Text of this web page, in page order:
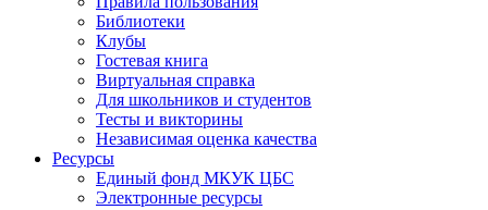
Библиотеки
Клубы
Гостевая книга
Виртуальная справка
Для школьников и студентов
Тесты и викторины
Независимая оценка качества
Ресурсы
Единый фонд МКУК ЦБС
Электронные ресурсы